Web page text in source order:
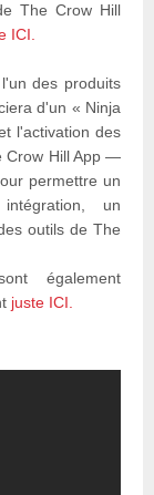
The Crow Hill
ICI.
des produits
d'un « Ninja
l'activation des
Crow Hill App —
permettre un
un
outils de The
également
juste ICI.